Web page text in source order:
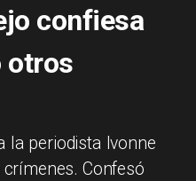
confiesa
otros
la periodista Ivonne
Confesó